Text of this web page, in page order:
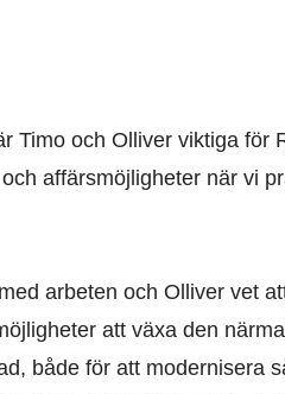
Timo och Olliver viktiga för
affärsmöjligheter när vi
arbeten och Olliver vet
att växa den
både för att modernisera